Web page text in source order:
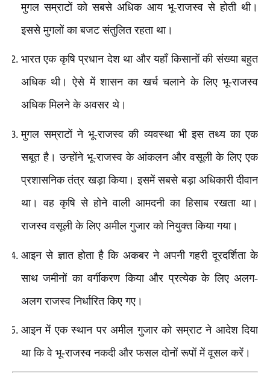
मुगल सम्राटों को सबसे अधिक आय भू-राजस्व से होती थी।
इससे मुगलों का बजट संतुलित रहता था।
भारत एक कृषि प्रधान देश था और यहाँ किसानों की संख्या बहुत
अधिक थी। ऐसे में शासन का खर्च चलाने के लिए भू-राजस्व
अधिक मिलने के अवसर थे।
मुगल सम्राटों ने भू-राजस्व की व्यवस्था भी इस तथ्य का एक
सबूत है। उन्होंने भू-राजस्व के आंकलन और वसूली के लिए एक
प्रशासनिक तंत्र खड़ा किया। इसमें सबसे बड़ा अधिकारी दीवान
था। वह कृषि से होने वाली आमदनी का हिसाब रखता था।
राजस्व वसूली के लिए अमील गुजार को नियुक्त किया गया।
आइन से ज्ञात होता है कि अकबर ने अपनी गहरी दूरदर्शिता के
साथ जमीनों का वर्गीकरण किया और प्रत्येक के लिए अलग-
अलग राजस्व निर्धारित किए गए।
आइन में एक स्थान पर अमील गुजार को सम्राट ने आदेश दिया
था कि वे भू-राजस्व नकदी और फसल दोनों रूपों में वूसल करें।